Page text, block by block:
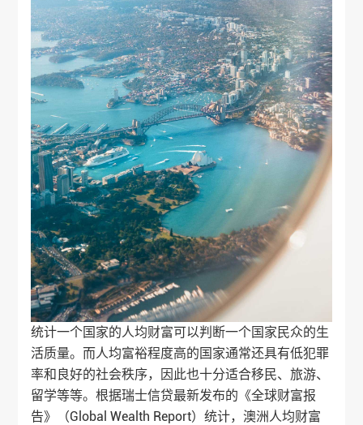
统计一个国家的人均财富可以判断一个国家民众的生
活质量。而人均富裕程度高的国家通常还具有低犯罪
率和良好的社会秩序，因此也十分适合移民、旅游、
留学等等。根据瑞士信贷最新发布的《全球财富报
告》（Global Wealth Report）统计，澳洲人均财富